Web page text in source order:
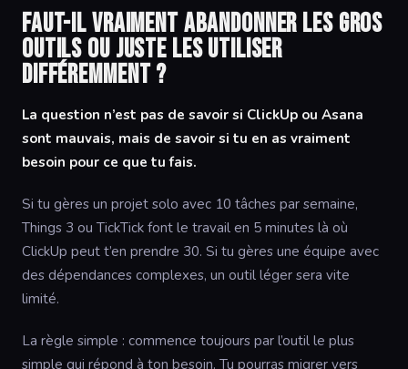
Faut-il vraiment abandonner les gros
outils ou juste les utiliser
différemment ?
La question n’est pas de savoir si ClickUp ou Asana
sont mauvais, mais de savoir si tu en as vraiment
besoin pour ce que tu fais.
Si tu gères un projet solo avec 10 tâches par semaine,
Things 3 ou TickTick font le travail en 5 minutes là où
ClickUp peut t’en prendre 30. Si tu gères une équipe avec
des dépendances complexes, un outil léger sera vite
limité.
La règle simple : commence toujours par l’outil le plus
simple qui répond à ton besoin. Tu pourras migrer vers